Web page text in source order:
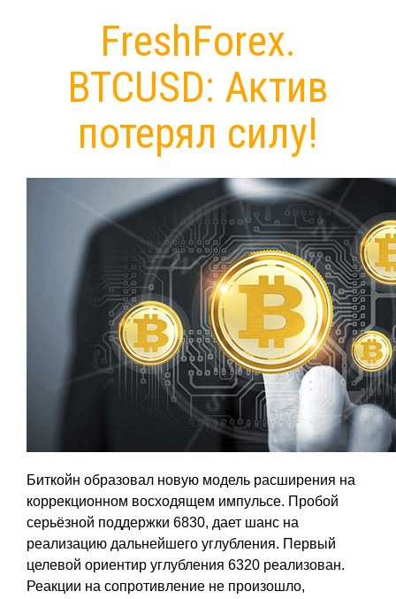
FreshForex.
BTCUSD: Актив
потерял силу!
Биткойн образовал новую модель расширения на
коррекционном восходящем импульсе. Пробой
серьёзной поддержки 6830, дает шанс на
реализацию дальнейшего углубления. Первый
целевой ориентир углубления 6320 реализован.
Реакции на сопротивление не произошло,